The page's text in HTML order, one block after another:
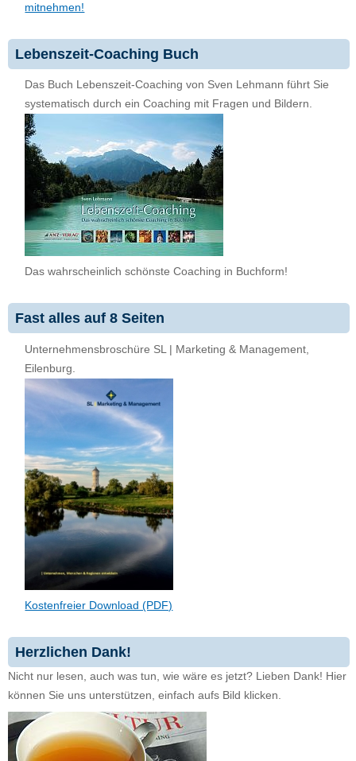
mitnehmen!
Lebenszeit-Coaching Buch
Das Buch Lebenszeit-Coaching von Sven Lehmann führt Sie
systematisch durch ein Coaching mit Fragen und Bildern.
Das wahrscheinlich schönste Coaching in Buchform!
Fast alles auf 8 Seiten
Unternehmensbroschüre SL | Marketing & Management,
Eilenburg.
Kostenfreier Download (PDF)
Herzlichen Dank!
Nicht nur lesen, auch was tun, wie wäre es jetzt? Lieben Dank! Hier
können Sie uns unterstützen, einfach aufs Bild klicken.